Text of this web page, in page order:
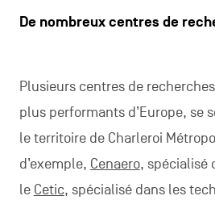
De nombreux centres de
Plusieurs centres de
plus performants d’Europe, se
le territoire de Charleroi
d’exemple, Cenaero, spécialisé
le Cetic, spécialisé dans les